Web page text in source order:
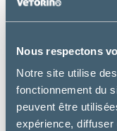
Nous respectons
Notre site utilise
fonctionnement du
peuvent être
expérience,
U3